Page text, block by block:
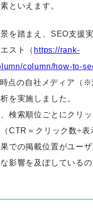
といえます。
を踏まえ、SEO支援
スト（ https://rank-
column/how-to-
点の自社メディア（※
を実施しました。
検索順位ごとにクリッ
CTR＝クリック数÷表
での掲載位置がユー
影響を及ぼしている